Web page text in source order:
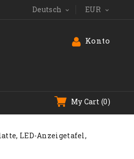
Deutsch  EUR 
Konto
My Cart (0)
LED-Anzeigetafel,